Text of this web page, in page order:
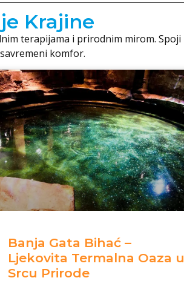
Krajine
terapijama i prirodnim mirom. Spoji
komfor.
Banja Gata Bihać –
Ljekovita Termalna Oaza u
Srcu Prirode